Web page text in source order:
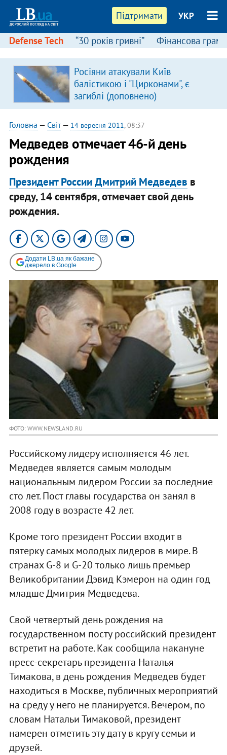
Підтримати УКР
Defense Tech “30 років гривні” Фінансова
Росіяни атакували Київ
балістикою і "Цирконами", є
загиблі (доповнено)
Головна — Світ— 14 вересня 2011, 08:37
Медведев отмечает 46-й день
рождения
Президент России Дмитрий Медведев в
среду, 14 сентября, отмечает свой день
рождения.
Додати LB.ua як бажане
джерело в Google
ФОТО: WWW.NEWSLAND.RU
Российскому лидеру исполняется 46 лет.
Медведев является самым молодым
национальным лидером России за последние
сто лет. Пост главы государства он занял в
2008 году в возрасте 42 лет.
Кроме того президент России входит в
пятерку самых молодых лидеров в мире. В
странах G-8 и G-20 только лишь премьер
Великобритании Дэвид Кэмерон на один год
младше Дмитрия Медведева.
Свой четвертый день рождения на
государственном посту российский президент
встретит на работе. Как сообщила накануне
пресс-секретарь президента Наталья
Тимакова, в день рождения Медведев будет
находиться в Москве, публичных мероприятий
на среду у него не планируется. Вечером, по
словам Натальи Тимаковой, президент
намерен отметить эту дату в кругу семьи и
друзей.